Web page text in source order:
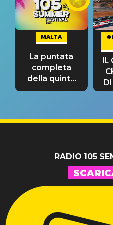
MALTA
La puntata
completa
della quinta
tappa
IL
RADIO 105